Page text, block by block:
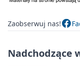
Zaobserwuj nas!
Nadchodzące